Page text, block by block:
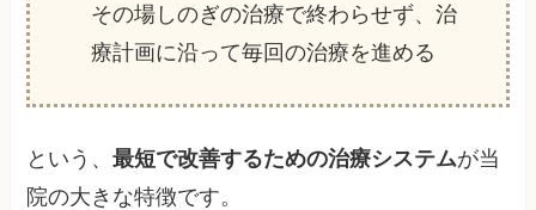
その場しのぎの治療で終わらせず、治
療計画に沿って毎回の治療を進める
という、最短で改善するための治療システムが当
院の大きな特徴です。